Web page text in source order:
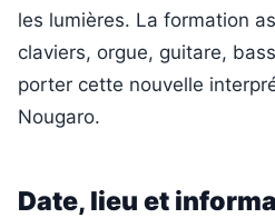
les lumières. La formation
claviers, orgue, guitare,
porter cette nouvelle
Nougaro.
Date, lieu et